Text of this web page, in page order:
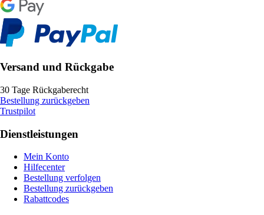
Versand und Rückgabe
30 Tage Rückgaberecht
Bestellung zurückgeben
Trustpilot
Dienstleistungen
Mein Konto
Hilfecenter
Bestellung verfolgen
Bestellung zurückgeben
Rabattcodes